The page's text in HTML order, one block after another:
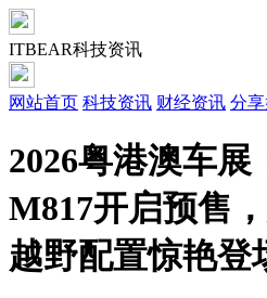
ITBEAR科技资讯
网站首页 科技资讯 财经资讯 分
2026粤港澳车展
M817开启预售
越野配置惊艳登